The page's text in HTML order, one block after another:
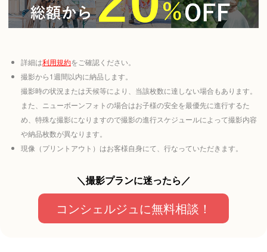
詳細は利用規約をご確認ください。
撮影から1週間以内に納品します。
撮影時の状況または天候等により、当該枚数に達しない場合もあります。
また、ニューボーンフォトの場合はお子様の安全を最優先に進行するた
め、特殊な撮影になりますので撮影の進行スケジュールによって撮影内容
や納品枚数が異なります。
現像（プリントアウト）はお客様自身にて、行なっていただきます。
＼撮影プランに迷ったら／
コンシェルジュに無料相談！